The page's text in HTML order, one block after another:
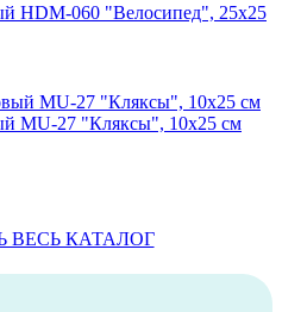
HDM-060 "Велосипед", 25х25
MU-27 "Кляксы", 10х25 см
ВЕСЬ КАТАЛОГ